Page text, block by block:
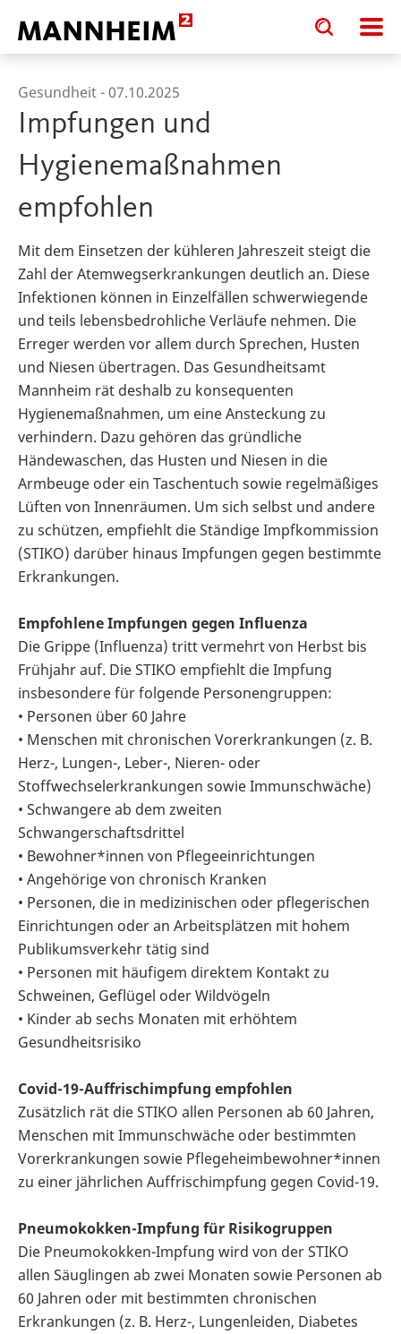
Toggle
search
input
Toggle
search
input
Gesundheit -07.10.2025
Impfungen und
Hygienemaßnahmen
empfohlen
Mit dem Einsetzen der kühleren Jahreszeit steigt die
Zahl der Atemwegserkrankungen deutlich an. Diese
Infektionen können in Einzelfällen schwerwiegende
und teils lebensbedrohliche Verläufe nehmen. Die
Erreger werden vor allem durch Sprechen, Husten
und Niesen übertragen. Das Gesundheitsamt
Mannheim rät deshalb zu konsequenten
Hygienemaßnahmen, um eine Ansteckung zu
verhindern. Dazu gehören das gründliche
Händewaschen, das Husten und Niesen in die
Armbeuge oder ein Taschentuch sowie regelmäßiges
Lüften von Innenräumen. Um sich selbst und andere
zu schützen, empfiehlt die Ständige Impfkommission
(STIKO) darüber hinaus Impfungen gegen bestimmte
Erkrankungen.
Empfohlene Impfungen gegen Influenza
Die Grippe (Influenza) tritt vermehrt von Herbst bis
Frühjahr auf. Die STIKO empfiehlt die Impfung
insbesondere für folgende Personengruppen:
• Personen über 60 Jahre
• Menschen mit chronischen Vorerkrankungen (z. B.
Herz-, Lungen-, Leber-, Nieren- oder
Stoffwechselerkrankungen sowie Immunschwäche)
• Schwangere ab dem zweiten
Schwangerschaftsdrittel
• Bewohner*innen von Pflegeeinrichtungen
• Angehörige von chronisch Kranken
• Personen, die in medizinischen oder pflegerischen
Einrichtungen oder an Arbeitsplätzen mit hohem
Publikumsverkehr tätig sind
• Personen mit häufigem direktem Kontakt zu
Schweinen, Geflügel oder Wildvögeln
• Kinder ab sechs Monaten mit erhöhtem
Gesundheitsrisiko
Covid-19-Auffrischimpfung empfohlen
Zusätzlich rät die STIKO allen Personen ab 60 Jahren,
Menschen mit Immunschwäche oder bestimmten
Vorerkrankungen sowie Pflegeheimbewohner*innen
zu einer jährlichen Auffrischimpfung gegen Covid-19.
Pneumokokken-Impfung für Risikogruppen
Die Pneumokokken-Impfung wird von der STIKO
allen Säuglingen ab zwei Monaten sowie Personen ab
60 Jahren oder mit bestimmten chronischen
Erkrankungen (z. B. Herz-, Lungenleiden, Diabetes